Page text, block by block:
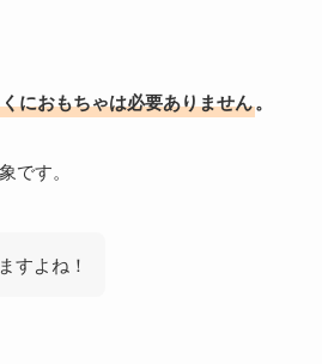
におもちゃは必要ありません。
す。
すよね！